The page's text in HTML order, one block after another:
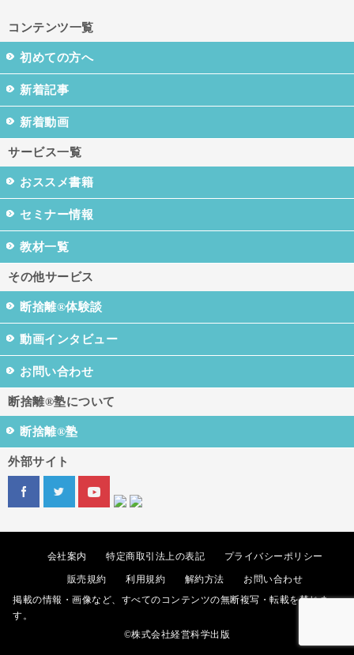
コンテンツ一覧
初めての方へ
新着記事
新着動画
サービス一覧
おススメ書籍
セミナー情報
教材一覧
その他サービス
断捨離®体験談
動画インタビュー
お問い合わせ
断捨離®塾について
断捨離®塾
外部サイト
会社案内 特定商取引法上の表記 プライバシーポリシー
販売規約 利用規約 解約方法
お問い合わせ
掲載の情報・画像など、すべてのコンテンツの無断複写・転載を禁じま
す。
©株式会社経営科学出版